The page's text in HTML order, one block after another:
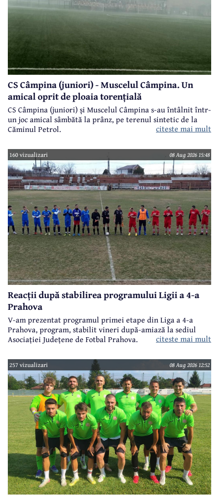
CS Câmpina (juniori) - Muscelul Câmpina. Un
amical oprit de ploaia torențială
CS Câmpina (juniori) și Muscelul Câmpina s-au întâlnit într-
un joc amical sâmbătă la prânz, pe terenul sintetic de la
Căminul Petrol.
citeste mai mult
160 vizualizari 08 Aug 2026 15:48
Reacții după stabilirea programului Ligii a 4-a
Prahova
V-am prezentat programul primei etape din Liga a 4-a
Prahova, program, stabilit vineri după-amiază la sediul
Asociației Județene de Fotbal Prahova.
citeste mai mult
257 vizualizari 08 Aug 2026 12:52